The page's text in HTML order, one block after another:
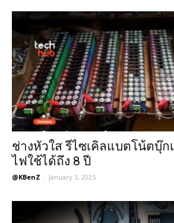
ช่างหัวใส รีไซเคิลแบตโน้ตบุ๊ก
ไฟใช้ได้ถึง 8 ปี
@KBenZ - January 3, 2025